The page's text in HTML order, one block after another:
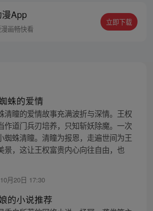
App
画畅快看
立即下载
蛛的爱情
清瞳的爱情故事充满波折与深情。王权
作道门兵刃培养，只知斩妖除魔。一次
蜘蛛清瞳。清瞳为报恩，走遍世间为王
景，这让王权富贵内心向往自由，也
月20日 17:30
的小说推荐